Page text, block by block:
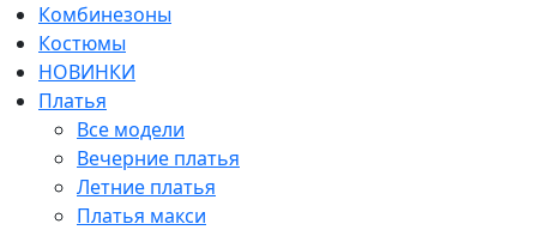
Комбинезоны
Костюмы
НОВИНКИ
Платья
Все модели
Вечерние платья
Летние платья
Платья макси